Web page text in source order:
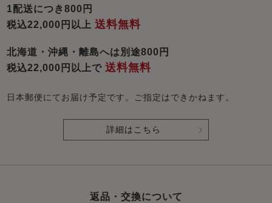
1配送につき800円
税込22,000円以上送料無料
北海道・沖縄・離島へは別途800円
税込22,000円以上で送料無料
日本郵便にてお届け予定です。ご指定はできかねます。
詳細はこちら
返品・交換について